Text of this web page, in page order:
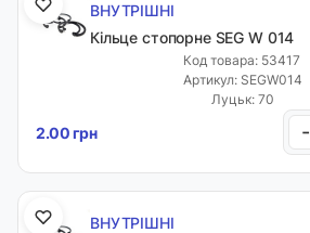
ВНУТРІШНІ
Кільце стопорне SEG W 014
Код товара: 53417
Артикул: SEGW014
Луцьк: 70
2.00 грн -
ВНУТРІШНІ